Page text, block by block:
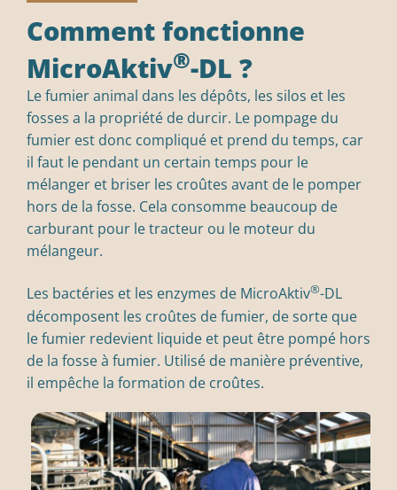
Comment fonctionne
MicroAktiv®-DL ?
Le fumier animal dans les dépôts, les silos et les
fosses a la propriété de durcir. Le pompage du
fumier est donc compliqué et prend du temps, car
il faut le pendant un certain temps pour le
mélanger et briser les croûtes avant de le pomper
hors de la fosse. Cela consomme beaucoup de
carburant pour le tracteur ou le moteur du
mélangeur.
Les bactéries et les enzymes de MicroAktiv®-DL
décomposent les croûtes de fumier, de sorte que
le fumier redevient liquide et peut être pompé hors
de la fosse à fumier. Utilisé de manière préventive,
il empêche la formation de croûtes.